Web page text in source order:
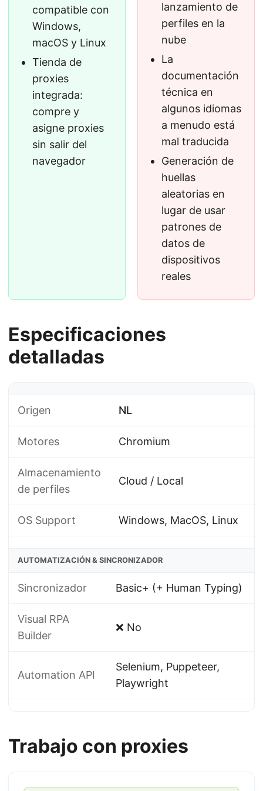
compatible con
Windows,
macOS y Linux
Tienda de
proxies
integrada:
compre y
asigne proxies
sin salir del
navegador
lanzamiento de
perfiles en la
nube
La
documentación
técnica en
algunos idiomas
a menudo está
mal traducida
Generación de
huellas
aleatorias en
lugar de usar
patrones de
datos de
dispositivos
reales
Especificaciones
detalladas
Origen NL
Motores Chromium
Almacenamiento
de perfiles
Cloud / Local
OS Support Windows, MacOS, Linux
AUTOMATIZACIÓN & SINCRONIZADOR
Sincronizador Basic+ (+ Human Typing)
Visual RPA
Builder
❌ No
Automation API
Selenium, Puppeteer,
Playwright
Trabajo con proxies